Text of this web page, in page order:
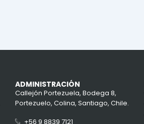
ADMINISTRACIÓN
Callejón Portezuela, Bodega 8,
Portezuelo, Colina, Santiago, Chile.
+56 9 8839 7121